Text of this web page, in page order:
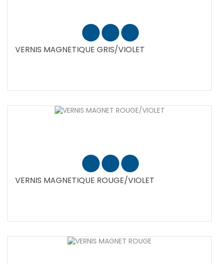
VERNIS MAGNETIQUE GRIS/VIOLET
VERNIS MAGNETIQUE ROUGE/VIOLET